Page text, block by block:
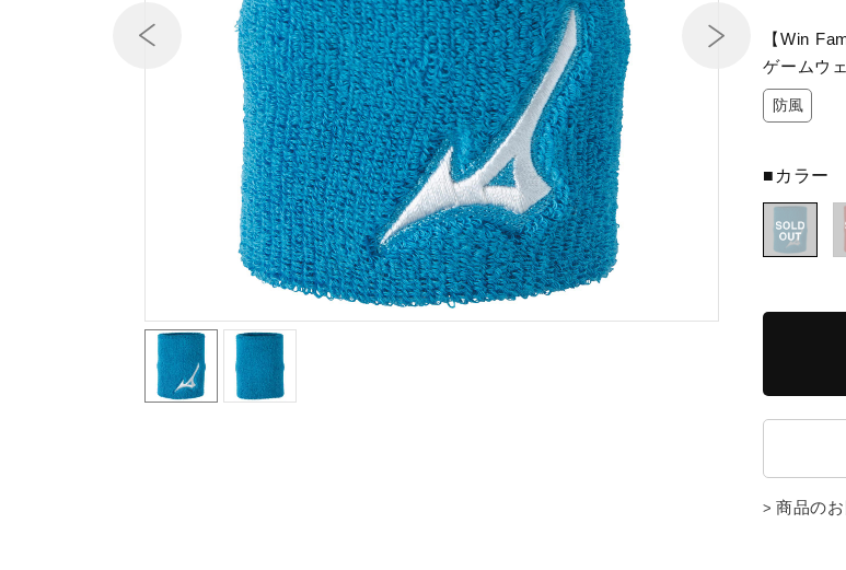
ウィンタースポーツ
ワーキング
KICKS & ECHO｜特集
スニーカー商品をすべて見る
【Win
ゲームウ
防風
■カラー
商品の